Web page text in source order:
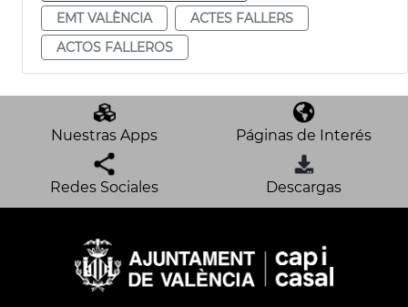
EMT VALÈNCIA
ACTES FALLERS
ACTOS FALLEROS
Nuestras Apps Páginas de Interés
Redes Sociales Descargas